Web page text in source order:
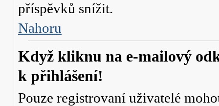
příspěvků snížit.
Nahoru
Když kliknu na e-mailový
k přihlášení!
Pouze registrovaní uživatelé